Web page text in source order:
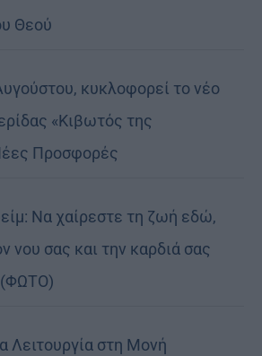
Θεού
κυκλοφορεί το νέο
«Κιβωτός της
Προσφορές
Να χαίρεστε τη ζωή εδώ,
νου σας και την καρδιά σας
(ΦΩΤΟ)
Λειτουργία στη Μονή